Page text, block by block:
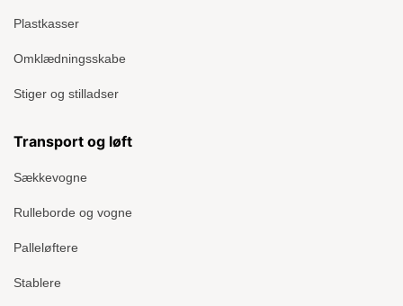
Plastkasser
Omklædningsskabe
Stiger og stilladser
Transport og løft
Sækkevogne
Rulleborde og vogne
Palleløftere
Stablere